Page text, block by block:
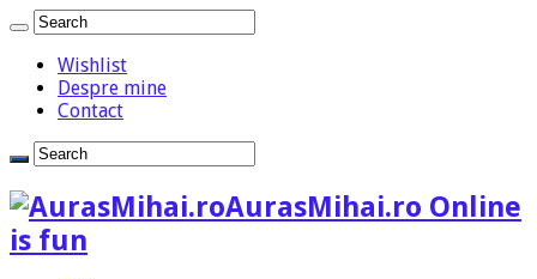
Wishlist
Despre mine
Contact
AurasMihai.ro Online
is fun